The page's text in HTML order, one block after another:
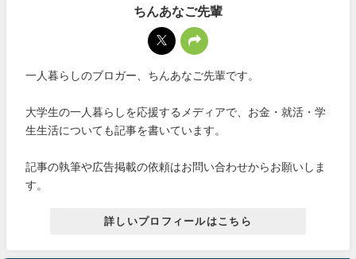
ちんあなご先輩
一人暮らしのブロガー、ちんあなご先輩です。
大学生の一人暮らしを応援するメディアで、お金・就活・学
生生活についても記事を書いています。
記事の執筆や広告掲載の依頼はお問い合わせからお願いしま
す。
詳しいプロフィールはこちら